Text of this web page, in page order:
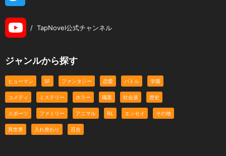
/ TapNovel公式チャンネル
ジャンルから探す
ヒューマン SF ファンタジー 恋愛 バトル 学園
コメディ ミステリー ホラー 職業 社会派 歴史
スポーツ ファミリー アニマル BL エッセイ その他
異世界 入れ替わり 百合